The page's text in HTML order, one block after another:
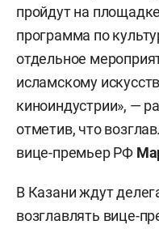
пройдут на
программа по
отдельное
исламскому
киноиндустрии», —
отметив, что
вице-премьер РФ
В Казани ждут
возглавлять вице-